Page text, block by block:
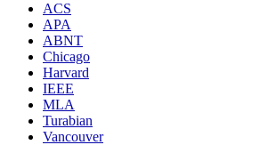
ACS
APA
ABNT
Chicago
Harvard
IEEE
MLA
Turabian
Vancouver